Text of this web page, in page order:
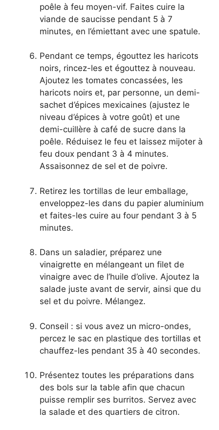
poêle à feu moyen-vif. Faites cuire la
viande de saucisse pendant 5 à 7
minutes, en l’émiettant avec une spatule.
Pendant ce temps, égouttez les haricots
noirs, rincez-les et égouttez à nouveau.
Ajoutez les tomates concassées, les
haricots noirs et, par personne, un demi-
sachet d’épices mexicaines (ajustez le
niveau d’épices à votre goût) et une
demi-cuillère à café de sucre dans la
poêle. Réduisez le feu et laissez mijoter à
feu doux pendant 3 à 4 minutes.
Assaisonnez de sel et de poivre.
Retirez les tortillas de leur emballage,
enveloppez-les dans du papier aluminium
et faites-les cuire au four pendant 3 à 5
minutes.
Dans un saladier, préparez une
vinaigrette en mélangeant un filet de
vinaigre avec de l’huile d’olive. Ajoutez la
salade juste avant de servir, ainsi que du
sel et du poivre. Mélangez.
Conseil : si vous avez un micro-ondes,
percez le sac en plastique des tortillas et
chauffez-les pendant 35 à 40 secondes.
Présentez toutes les préparations dans
des bols sur la table afin que chacun
puisse remplir ses burritos. Servez avec
la salade et des quartiers de citron.